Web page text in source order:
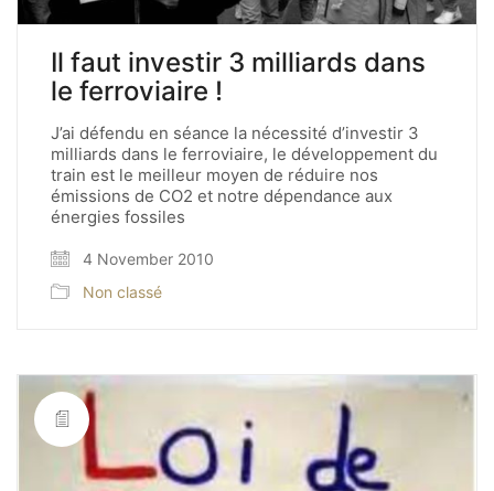
Il faut investir 3 milliards dans
le ferroviaire !
J’ai défendu en séance la nécessité d’investir 3
milliards dans le ferroviaire, le développement du
train est le meilleur moyen de réduire nos
émissions de CO2 et notre dépendance aux
énergies fossiles
4 November 2010
Non classé